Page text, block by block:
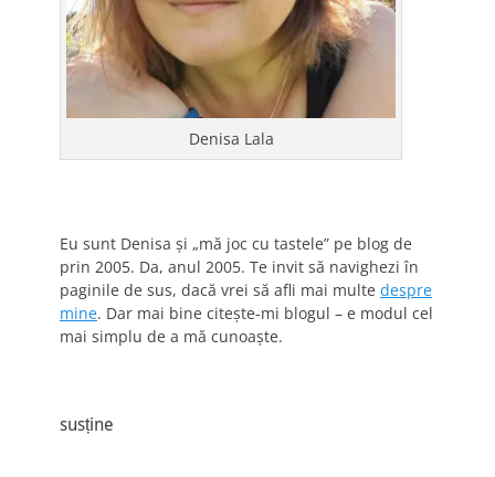
Denisa Lala
Eu sunt Denisa și „mă joc cu tastele” pe blog de
prin 2005. Da, anul 2005. Te invit să navighezi în
paginile de sus, dacă vrei să afli mai multe despre
mine. Dar mai bine citește-mi blogul – e modul cel
mai simplu de a mă cunoaște.
susține